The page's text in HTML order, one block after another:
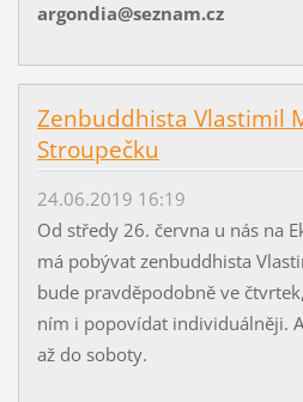
argondia@seznam.cz
Zenbuddhista Vlastimil
Stroupečku
24.06.2019 16:19
Od středy 26. června u nás na
má pobývat zenbuddhista
bude pravděpodobně ve
ním i popovídat individuálněji.
až do soboty.